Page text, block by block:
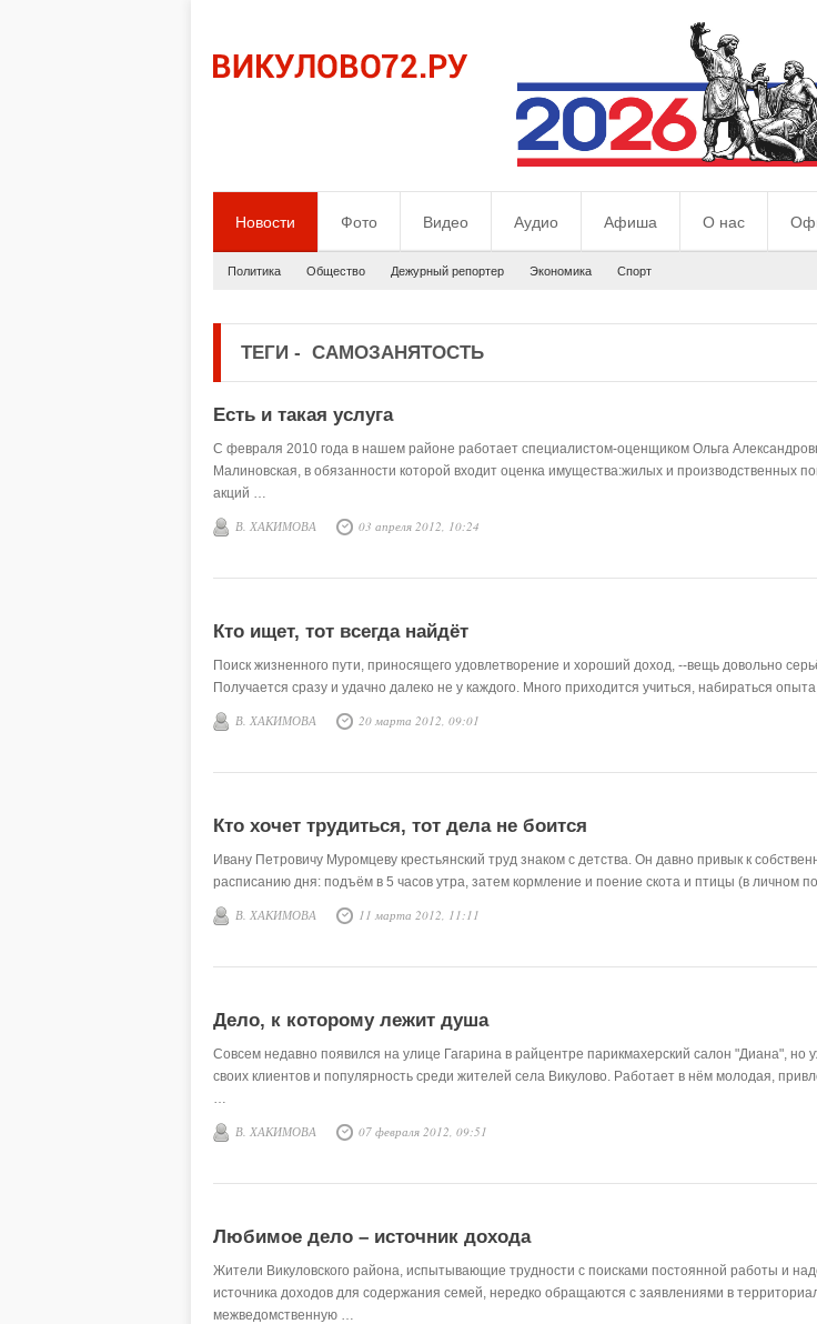
Новости Фото Видео Аудио Афиша О нас
Политика Общество Дежурный репортер Экономика Спорт
ТЕГИ - САМОЗАНЯТОСТЬ
Есть и такая услуга
С февраля 2010 года в нашем районе работает специалистом-оценщиком Ольга
Малиновская, в обязанности которой входит оценка имущества:жилых и производственных
акций …
В. ХАКИМОВА 03 апреля 2012, 10:24
Кто ищет, тот всегда найдёт
Поиск жизненного пути, приносящего удовлетворение и хороший доход, --вещь довольно
Получается сразу и удачно далеко не у каждого. Много приходится учиться, набираться
В. ХАКИМОВА 20 марта 2012, 09:01
Кто хочет трудиться, тот дела не боится
Ивану Петровичу Муромцеву крестьянский труд знаком с детства. Он давно привык к
расписанию дня: подъём в 5 часов утра, затем кормление и поение скота и птицы (в личном
В. ХАКИМОВА 11 марта 2012, 11:11
Дело, к которому лежит душа
Совсем недавно появился на улице Гагарина в райцентре парикмахерский салон "Диана", но
своих клиентов и популярность среди жителей села Викулово. Работает в нём молодая,
…
В. ХАКИМОВА 07 февраля 2012, 09:51
Любимое дело – источник дохода
Жители Викуловского района, испытывающие трудности с поисками постоянной работы и
источника доходов для содержания семей, нередко обращаются с заявлениями в
межведомственную …